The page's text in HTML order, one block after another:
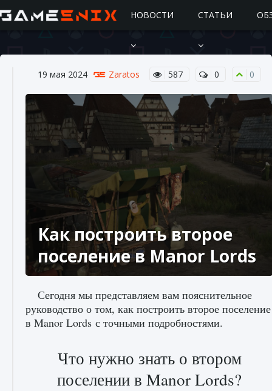
НОВОСТИ СТАТЬИ
Подробное руководство по получению
самоцветов Brawl Stars
10 августа 2024 2 685 0
сохранение данных мира»
9 августа 2024 2 511 0
19 мая 2024 Zaratos 587 0 0
Как построить второе
поселение в Manor Lords
Сегодня мы представляем вам пояснительное
руководство о том, как построить второе поселение
в Manor Lords с точными подробностями.
Что нужно знать о втором
поселении в Manor Lords?